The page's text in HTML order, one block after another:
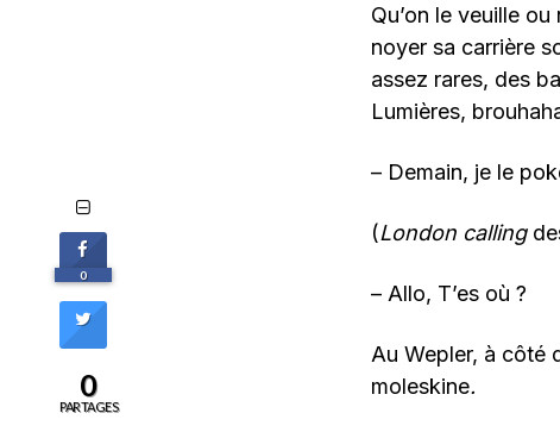
Qu’on le veuille
noyer sa carrière
assez rares, des
Lumières,
– Demain, je le
(London calling
– Allo, T’es où ?
Au Wepler, à côté
moleskine.
0
0
PARTAGES